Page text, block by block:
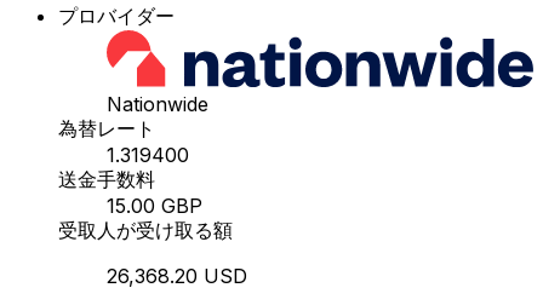
プロバイダー
Nationwide
為替レート
1.319400
送金手数料
15.00 GBP
受取人が受け取る額
26,368.20 USD